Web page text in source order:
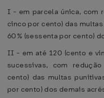
I - em parcela única, com
cinco por cento) das
60% (sessenta por cento)
II - em até 120 (cento e
sucessivas, com
cento) das multas
por cento) dos demais